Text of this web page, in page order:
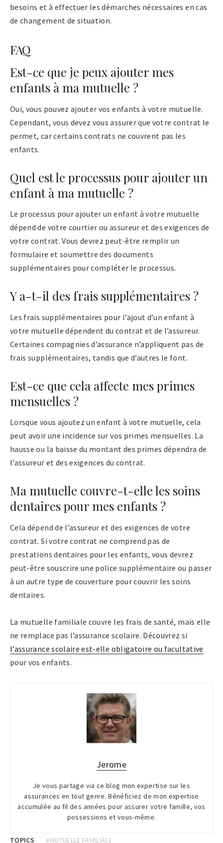
besoins et à effectuer les démarches nécessaires en cas
de changement de situation.
FAQ
Est-ce que je peux ajouter mes
enfants à ma mutuelle ?
Oui, vous pouvez ajouter vos enfants à votre mutuelle.
Cependant, vous devez vous assurer que votre contrat le
permet, car certains contrats ne couvrent pas les
enfants.
Quel est le processus pour ajouter un
enfant à ma mutuelle ?
Le processus pour ajouter un enfant à votre mutuelle
dépend de votre courtier ou assureur et des exigences de
votre contrat. Vous devrez peut-être remplir un
formulaire et soumettre des documents
supplémentaires pour compléter le processus.
Y a-t-il des frais supplémentaires ?
Les frais supplémentaires pour l’ajout d’un enfant à
votre mutuelle dépendent du contrat et de l’assureur.
Certaines compagnies d’assurance n’appliquent pas de
frais supplémentaires, tandis que d’autres le font.
Est-ce que cela affecte mes primes
mensuelles ?
Lorsque vous ajoutez un enfant à votre mutuelle, cela
peut avoir une incidence sur vos primes mensuelles. La
hausse ou la baisse du montant des primes dépendra de
l’assureur et des exigences du contrat.
Ma mutuelle couvre-t-elle les soins
dentaires pour mes enfants ?
Cela dépend de l’assureur et des exigences de votre
contrat. Si votre contrat ne comprend pas de
prestations dentaires pour les enfants, vous devrez
peut-être souscrire une police supplémentaire ou passer
à un autre type de couverture pour couvrir les soins
dentaires.
La mutuelle familiale couvre les frais de santé, mais elle
ne remplace pas l’assurance scolaire. Découvrez si
l’assurance scolaire est-elle obligatoire ou facultative
pour vos enfants.
Jerome
Je vous partage via ce blog mon expertise sur les
assurances en tout genre. Bénéficiez de mon expertise
accumulée au fil des années pour assurer votre famille, vos
possessions et vous-même.
TOPICS #MUTUELLE FAMILIALE